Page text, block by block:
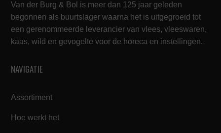
Van der Burg & Bol is meer dan 125 jaar geleden
begonnen als buurtslager waarna het is uitgegroeid tot
een gerenommeerde leverancier van vlees, vleeswaren,
kaas, wild en gevogelte voor de horeca en instellingen.
NAVIGATIE
Assortiment
Hoe werkt het